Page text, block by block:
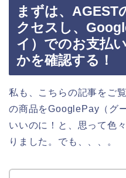
まずは、AGEST
クセスし、
イ）でのお支払
かを確認する！
私も、こちらの記事をご
の商品をGooglePay（グ
いいのに！と、思って色
りました。でも、、、。